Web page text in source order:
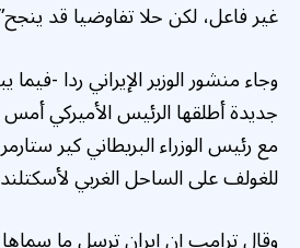
غير فاعل، لكن حلا تفاوضيا قد
وجاء منشور الوزير الإيراني ردا -
جديدة أطلقها الرئيس الأميركي أمس
مع رئيس الوزراء البريطاني كير
للغولف على الساحل الغربي